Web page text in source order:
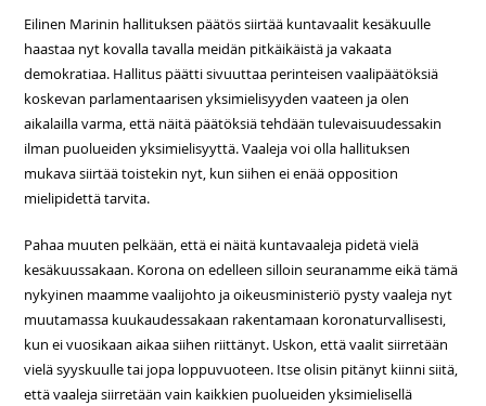
Eilinen Marinin hallituksen päätös siirtää kuntavaalit kesäkuulle
haastaa nyt kovalla tavalla meidän pitkäikäistä ja vakaata
demokratiaa. Hallitus päätti sivuuttaa perinteisen vaalipäätöksiä
koskevan parlamentaarisen yksimielisyyden vaateen ja olen
aikalailla varma, että näitä päätöksiä tehdään tulevaisuudessakin
ilman puolueiden yksimielisyyttä. Vaaleja voi olla hallituksen
mukava siirtää toistekin nyt, kun siihen ei enää opposition
mielipidettä tarvita.
Pahaa muuten pelkään, että ei näitä kuntavaaleja pidetä vielä
kesäkuussakaan. Korona on edelleen silloin seuranamme eikä tämä
nykyinen maamme vaalijohto ja oikeusministeriö pysty vaaleja nyt
muutamassa kuukaudessakaan rakentamaan koronaturvallisesti,
kun ei vuosikaan aikaa siihen riittänyt. Uskon, että vaalit siirretään
vielä syyskuulle tai jopa loppuvuoteen. Itse olisin pitänyt kiinni siitä,
että vaaleja siirretään vain kaikkien puolueiden yksimielisellä